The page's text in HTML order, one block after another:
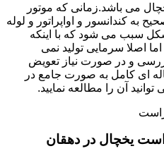
می باشد.زمانی که موتور
به کندانسور و اواپراتور و لوله
سبب می شود که با اینکه
اصلا سرمایی تولید نمی
و در صورت نیاز تعویض
ای کامل به صورت جامع در
آن را مطالعه نمایید.
یخچال در دهقان